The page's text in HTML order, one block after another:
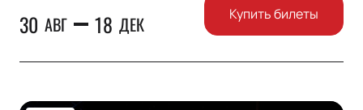
30 АВГ 18 ДЕК Купить билеты